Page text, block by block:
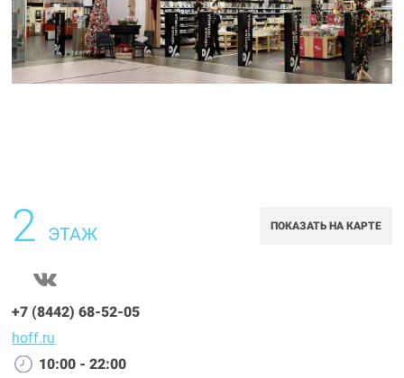
2 ЭТАЖ ПОКАЗАТЬ НА КАРТЕ
+7 (8442) 68-52-05
hoff.ru
10:00 - 22:00